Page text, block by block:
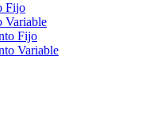
Fijo
Variable
Fijo
Variable